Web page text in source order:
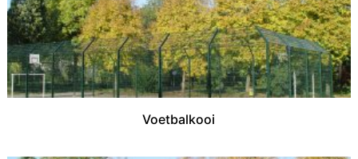
Voetbalkooi